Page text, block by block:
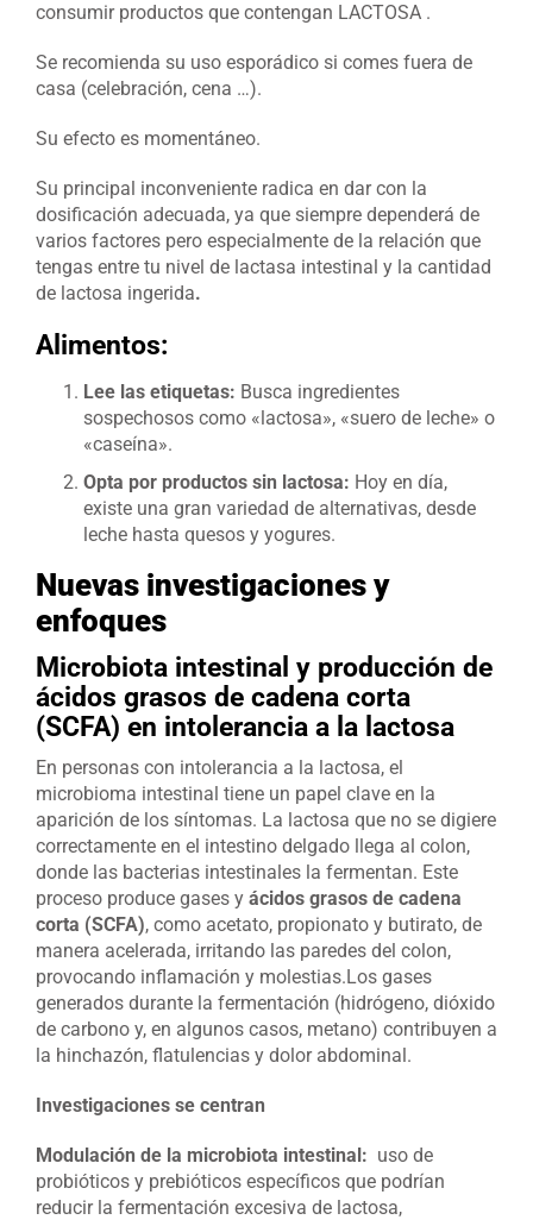
consumir productos que contengan LACTOSA .
Se recomienda su uso esporádico si comes fuera de
casa (celebración, cena …).
Su efecto es momentáneo.
Su principal inconveniente radica en dar con la
dosificación adecuada, ya que siempre dependerá de
varios factores pero especialmente de la relación que
tengas entre tu nivel de lactasa intestinal y la cantidad
de lactosa ingerida.
Alimentos:
Lee las etiquetas: Busca ingredientes
sospechosos como «lactosa», «suero de leche» o
«caseína».
Opta por productos sin lactosa: Hoy en día,
existe una gran variedad de alternativas, desde
leche hasta quesos y yogures.
Nuevas investigaciones y
enfoques
Microbiota intestinal y producción de
ácidos grasos de cadena corta
(SCFA) en intolerancia a la lactosa
En personas con intolerancia a la lactosa, el
microbioma intestinal tiene un papel clave en la
aparición de los síntomas. La lactosa que no se digiere
correctamente en el intestino delgado llega al colon,
donde las bacterias intestinales la fermentan. Este
proceso produce gases y ácidos grasos de cadena
corta (SCFA), como acetato, propionato y butirato, de
manera acelerada, irritando las paredes del colon,
provocando inflamación y molestias.Los gases
generados durante la fermentación (hidrógeno, dióxido
de carbono y, en algunos casos, metano) contribuyen a
la hinchazón, flatulencias y dolor abdominal.
Investigaciones se centran
Modulación de la microbiota intestinal: uso de
probióticos y prebióticos específicos que podrían
reducir la fermentación excesiva de lactosa,